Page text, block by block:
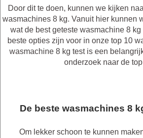
Door dit te doen, kunnen we kijken
wasmachines 8 kg. Vanuit hier kunnen
wat de best geteste wasmachine 8
beste opties zijn voor in onze top 10
wasmachine 8 kg test is een
onderzoek naar de
De beste wasmachines 8
Om lekker schoon te kunnen